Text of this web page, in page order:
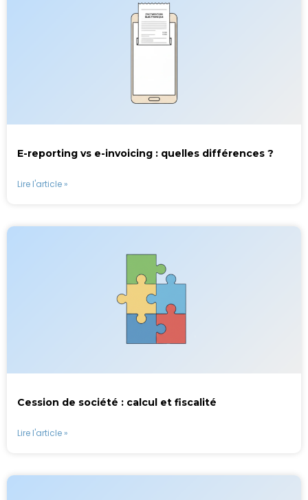
E-reporting vs e-invoicing : quelles différences ?
Lire l'article »
Cession de société : calcul et fiscalité
Lire l'article »